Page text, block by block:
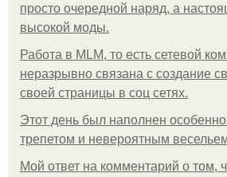
просто очередной наряд, а
высокой моды.
Работа в MLM, то есть сетевой
неразрывно связана с создание
своей страницы в соц сетях.
Этот день был наполнен
трепетом и невероятным
Мой ответ на комментарий о том,